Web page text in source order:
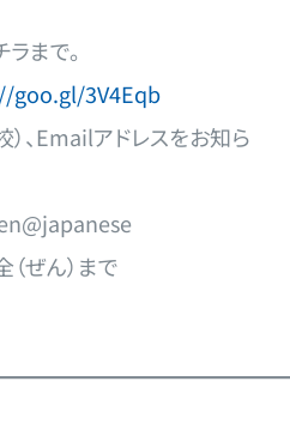
まで。
goo.gl/3V4Eqb
）、Emailアドレスをお知ら
ぜん）まで